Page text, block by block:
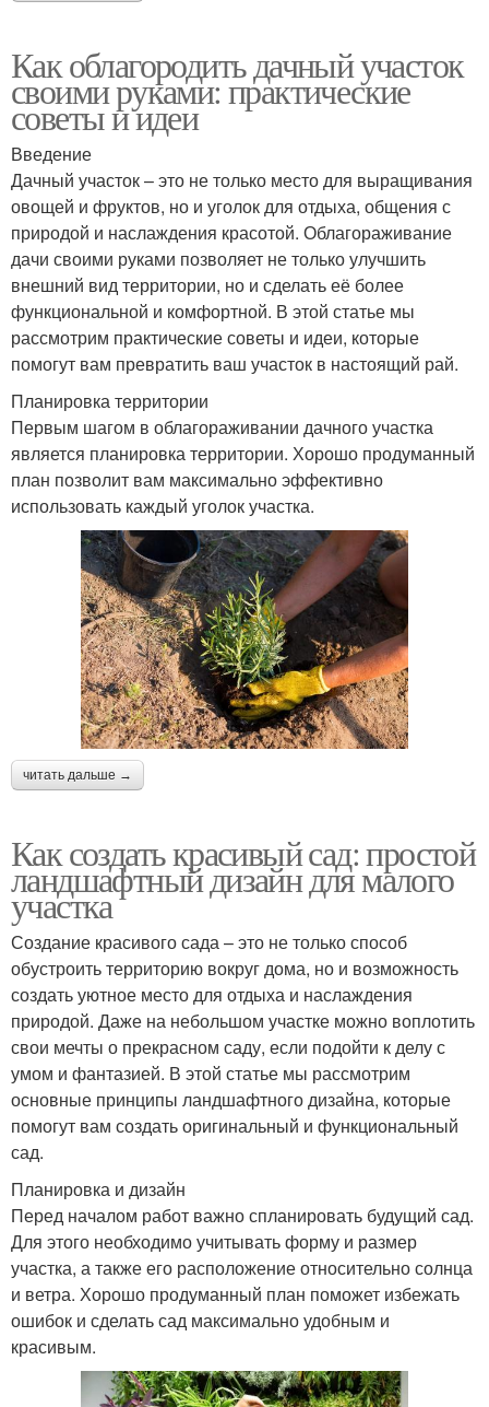
Как облагородить дачный участок
своими руками: практические
советы и идеи
Введение
Дачный участок – это не только место для выращивания
овощей и фруктов, но и уголок для отдыха, общения с
природой и наслаждения красотой. Облагораживание
дачи своими руками позволяет не только улучшить
внешний вид территории, но и сделать её более
функциональной и комфортной. В этой статье мы
рассмотрим практические советы и идеи, которые
помогут вам превратить ваш участок в настоящий рай.
Планировка территории
Первым шагом в облагораживании дачного участка
является планировка территории. Хорошо продуманный
план позволит вам максимально эффективно
использовать каждый уголок участка.
читать дальше →
Как создать красивый сад: простой
ландшафтный дизайн для малого
участка
Создание красивого сада – это не только способ
обустроить территорию вокруг дома, но и возможность
создать уютное место для отдыха и наслаждения
природой. Даже на небольшом участке можно воплотить
свои мечты о прекрасном саду, если подойти к делу с
умом и фантазией. В этой статье мы рассмотрим
основные принципы ландшафтного дизайна, которые
помогут вам создать оригинальный и функциональный
сад.
Планировка и дизайн
Перед началом работ важно спланировать будущий сад.
Для этого необходимо учитывать форму и размер
участка, а также его расположение относительно солнца
и ветра. Хорошо продуманный план поможет избежать
ошибок и сделать сад максимально удобным и
красивым.